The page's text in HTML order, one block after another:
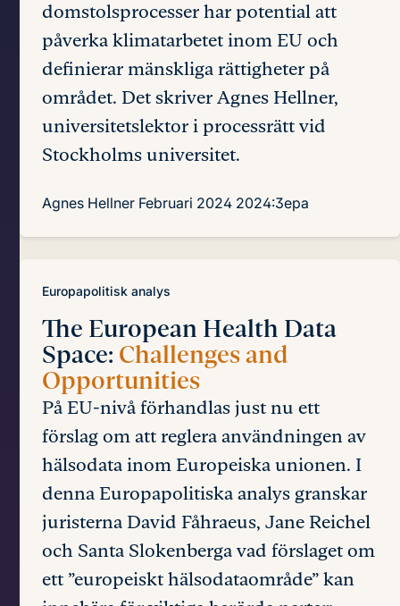
domstolsprocesser har potential att
påverka klimatarbetet inom EU och
definierar mänskliga rättigheter på
området. Det skriver Agnes Hellner,
universitetslektor i processrätt vid
Stockholms universitet.
Agnes Hellner Februari 2024 2024:3epa
Europapolitisk analys
The European Health Data
Space: Challenges and
Opportunities
På EU-nivå förhandlas just nu ett
förslag om att reglera användningen av
hälsodata inom Europeiska unionen. I
denna Europapolitiska analys granskar
juristerna David Fåhraeus, Jane Reichel
och Santa Slokenberga vad förslaget om
ett ”europeiskt hälsodataområde” kan